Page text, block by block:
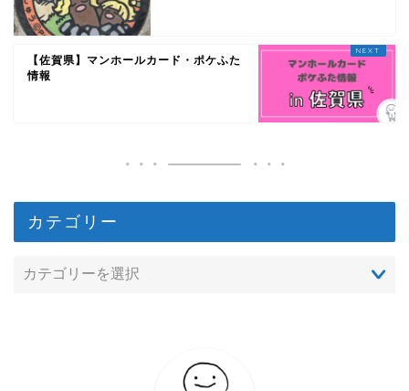
【佐賀県】マンホールカード・ポケふた
情報
カテゴリー